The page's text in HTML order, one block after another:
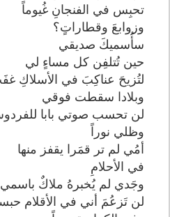
تحبِس في الفنجانِ غُيوماً
وزوابعَ وقطاراتٍ؟
سأُسميكَ صديقي
حين تُتلفِن كل مساءٍ لي
لتُزيحَ عناكِبَ في الأسلاكِ
وبلادا سقطت فوقي
لن تحسب صوتي بابا
وظلي نوراً
أمُي لم تر قمَرا يقفز منها
في الأحلامِ
وجَدي لم يُخبرهُ ملاكٌ باسمي
لن تَزعُمَ أني في الأقلام